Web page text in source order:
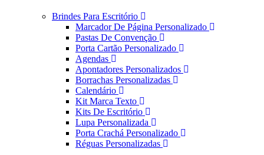
Brindes Para Escritório
Marcador De Página Personalizado
Pastas De Convenção
Porta Cartão Personalizado
Agendas
Apontadores Personalizados
Borrachas Personalizadas
Calendário
Kit Marca Texto
Kits De Escritório
Lupa Personalizada
Porta Crachá Personalizado
Réguas Personalizadas